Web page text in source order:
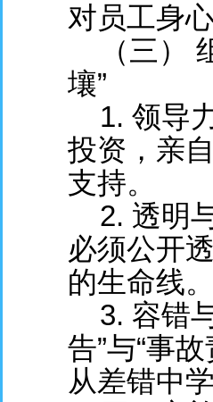
对员工身
（三）
壤”
1. 领导
投资，亲
支持。
2. 透明
必须公开
的生命线。
3. 容错
告”与“事
从差错中